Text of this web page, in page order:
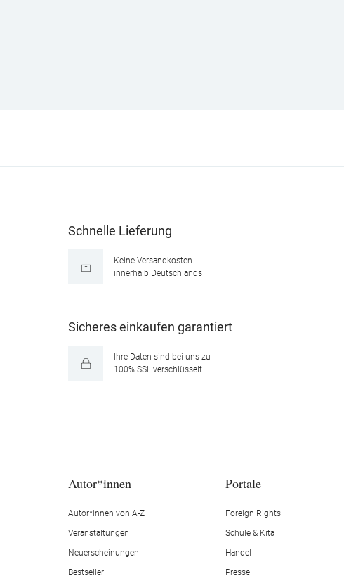
Schnelle Lieferung
Keine Versandkosten
innerhalb Deutschlands
Sicheres einkaufen garantiert
Ihre Daten sind bei uns zu
100% SSL verschlüsselt
Autor*innen
Autor*innen von A-Z
Veranstaltungen
Neuerscheinungen
Bestseller
Portale
Foreign Rights
Schule & Kita
Handel
Presse